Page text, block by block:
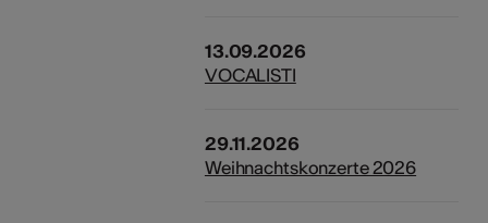
13.09.2026
VOCALISTI
29.11.2026
Weihnachtskonzerte 2026